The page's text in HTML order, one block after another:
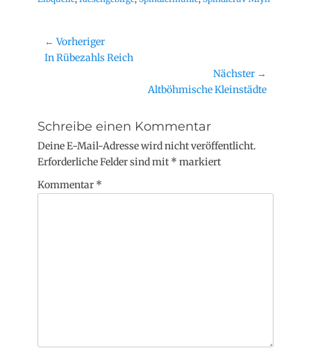
Beitragsnavigation
← Vorheriger
Vorheriger
In Rübezahls Reich
Nächster →
Altböhmische Kleinstädte
Schreibe einen Kommentar
Deine E-Mail-Adresse wird nicht veröffentlicht.
Erforderliche Felder sind mit * markiert
Kommentar *